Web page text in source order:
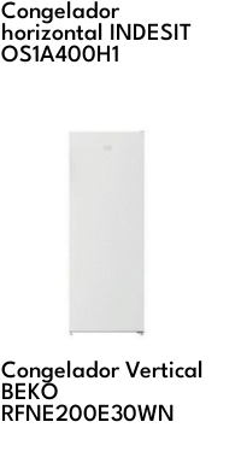
Congelador
horizontal INDESIT
OS1A400H1
Congelador Vertical
BEKO
RFNE200E30WN